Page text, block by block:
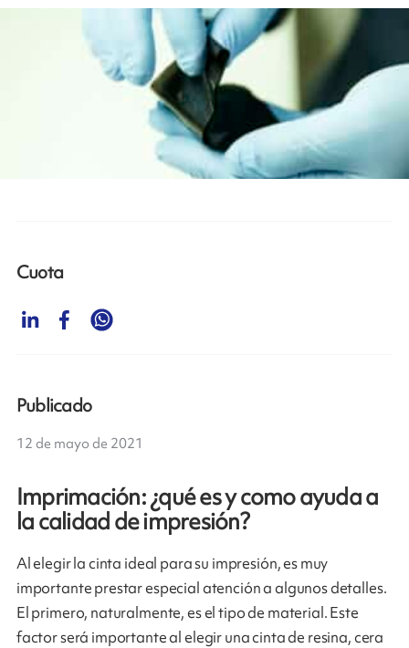
Imprimación: ¿qué es y como ayuda a
la calidad de impresión?
Al elegir la cinta ideal para su impresión, es muy
importante prestar especial atención a algunos detalles.
El primero, naturalmente, es el tipo de material. Este
factor será importante al elegir una cinta de resina, cera
Cuota
Publicado
12 de mayo de 2021